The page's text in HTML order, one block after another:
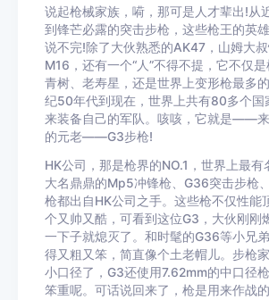
说起枪械家族，嗬，那可是人才辈出!从
到锋芒必露的突击步枪，这些枪王的英
说不完!除了大伙熟悉的AK47，山姆大
M16，还有一个“人”不得不提，它不仅
青树、老寿星，还是世界上变形枪最多
纪50年代到现在，世界上共有80多个国
来装备自己的军队。咳咳，它就是——来
的元老——G3步枪!
HK公司，那是枪界的NO.1，世界上最有
大名鼎鼎的Mp5冲锋枪、G36突击步枪
枪都出自HK公司之手。这些枪不仅性能
个又帅又酷，可看到这位G3，大伙刚刚
一下子就熄灭了。和时髦的G36等小兄
得又粗又笨，简直像个土老帽儿。步枪
小口径了，G3还使用7.62mm的中口径
笨重呢。可话说回来了，枪是用来作战